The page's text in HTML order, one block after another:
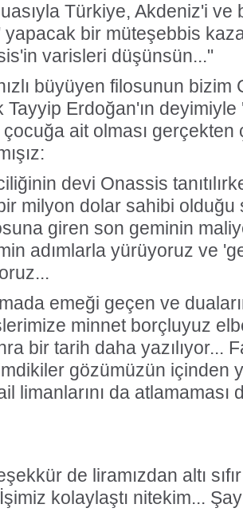
Türkiye, Akdeniz'i ve
bir müteşebbis
varisleri düşünsün..."
büyüyen filosunun bizim
Tayyip Erdoğan'ın
ait olması gerçekten
devi Onassis
milyon dolar sahibi olduğu
giren son geminin
adımlarla yürüyoruz ve
emeği geçen ve
minnet borçluyuz
bir tarih daha yazılıyor...
gözümüzün içinden
limanlarını da atlamaması
de liramızdan altı
kolaylaştı nitekim...